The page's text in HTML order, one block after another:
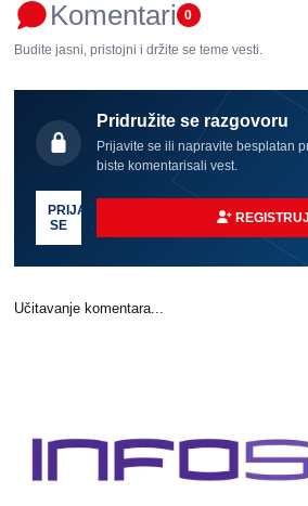
Komentari 0
Budite jasni, pristojni i držite se teme vesti.
Pridružite se razgovoru
Prijavite se ili napravite besplatan
biste komentarisali vest.
PRIJAVI
SE
Učitavanje komentara...